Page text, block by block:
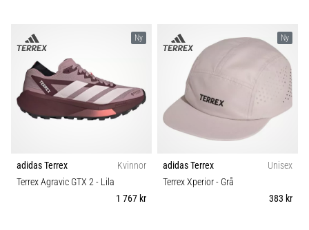
praktiken
testar
shuttle
run
snabbhet,
Hur
utförs
Passform
Hållbarhet
Komfort och dämpning
Ny
adidas Terrex
Kvinnor
Terrex Agravic GTX 2- Lila
1 767 kr
Ny
adidas Terrex
Unisex
Terrex Xperior- Grå
383 kr